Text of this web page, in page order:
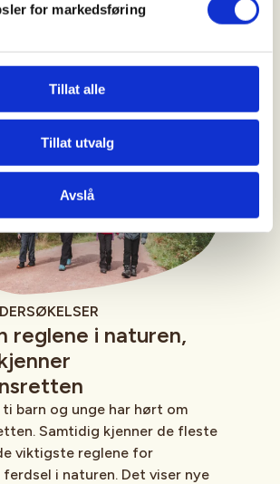
for markedsføring
Tillat alle
Tillat utvalg
Avslå
reglene i naturen,
ti barn og unge har hørt om
Samtidig kjenner de fleste
viktigste reglene for
i naturen. Det viser nye